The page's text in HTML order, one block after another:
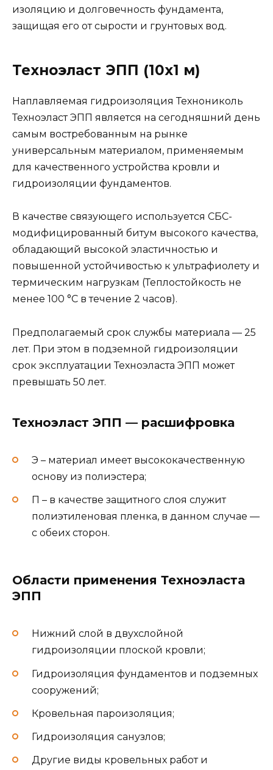
изоляцию и долговечность фундамента,
защищая его от сырости и грунтовых вод.
Техноэласт ЭПП (10х1 м)
Наплавляемая гидроизоляция Технониколь
Техноэласт ЭПП является на сегодняшний день
самым востребованным на рынке
универсальным материалом, применяемым
для качественного устройства кровли и
гидроизоляции фундаментов.
В качестве связующего используется СБС-
модифицированный битум высокого качества,
обладающий высокой эластичностью и
повышенной устойчивостью к ультрафиолету и
термическим нагрузкам (Теплостойкость не
менее 100 °C в течение 2 часов).
Предполагаемый срок службы материала — 25
лет. При этом в подземной гидроизоляции
срок эксплуатации Техноэласта ЭПП может
превышать 50 лет.
Техноэласт ЭПП — расшифровка
Э – материал имеет высококачественную
основу из полиэстера;
П – в качестве защитного слоя служит
полиэтиленовая пленка, в данном случае —
с обеих сторон.
Области применения Техноэласта
ЭПП
Нижний слой в двухслойной
гидроизоляции плоской кровли;
Гидроизоляция фундаментов и подземных
сооружений;
Кровельная пароизоляция;
Гидроизоляция санузлов;
Другие виды кровельных работ и